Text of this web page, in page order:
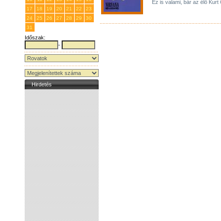
17
18 19 20 21 22
23
24
25 26 27 28 29
30
31
Időszak:
-
Hirdetés
Ez is valami, bár az élő Kurt